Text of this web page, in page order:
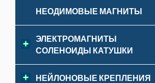
НЕОДИМОВЫЕ МАГНИТЫ
ЭЛЕКТРОМАГНИТЫ
СОЛЕНОИДЫ КАТУШКИ
НЕЙЛОНОВЫЕ КРЕПЛЕНИЯ